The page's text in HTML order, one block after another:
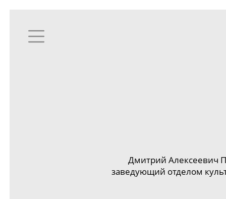
Дмитрий Алексеевич
заведующий отделом